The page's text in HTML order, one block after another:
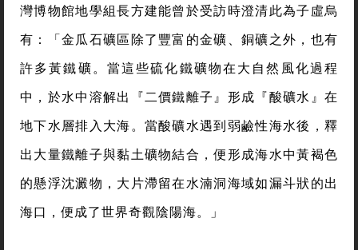
灣博物館地學組長方建能曾於受訪時澄清此為子虛烏
有：「金瓜石礦區除了豐富的金礦、銅礦之外，也有
許多黃鐵礦。當這些硫化鐵礦物在大自然風化過程
中，於水中溶解出『二價鐵離子』形成『酸礦水』在
地下水層排入大海。當酸礦水遇到弱鹼性海水後，釋
出大量鐵離子與黏土礦物結合，便形成海水中黃褐色
的懸浮沈澱物，大片滯留在水湳洞海域如漏斗狀的出
海口，便成了世界奇觀陰陽海。」